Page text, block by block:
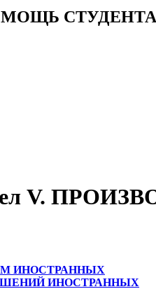
V.
ИНОСТРАННЫХ
ИНОСТРАННЫХ